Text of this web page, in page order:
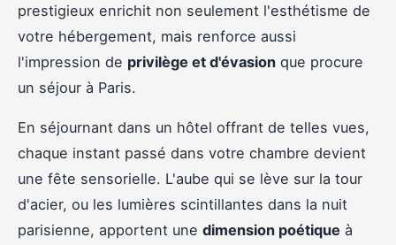
prestigieux enrichit non seulement l'esthétisme de
votre hébergement, mais renforce aussi
l'impression de privilège et d'évasion que procure
un séjour à Paris.
En séjournant dans un hôtel offrant de telles vues,
chaque instant passé dans votre chambre devient
une fête sensorielle. L'aube qui se lève sur la tour
d'acier, ou les lumières scintillantes dans la nuit
parisienne, apportent une dimension poétique à